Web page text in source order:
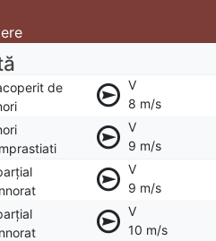
de
V
8 m/s
V
9 m/s
V
9 m/s
V
10 m/s